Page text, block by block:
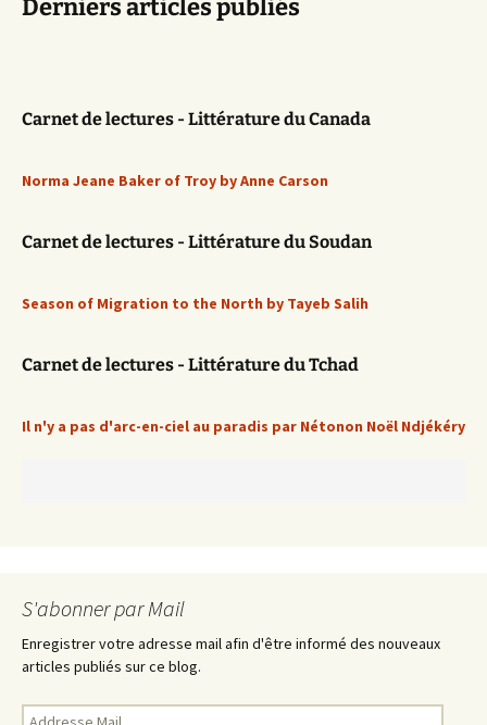
Derniers articles publiés
Carnet de lectures - Littérature du Canada
Norma Jeane Baker of Troy by Anne Carson
Carnet de lectures - Littérature du Soudan
Season of Migration to the North by Tayeb Salih
Carnet de lectures - Littérature du Tchad
Il n'y a pas d'arc-en-ciel au paradis par Nétonon Noël Ndjékéry
S'abonner par Mail
Enregistrer votre adresse mail afin d'être informé des nouveaux
articles publiés sur ce blog.
Addresse